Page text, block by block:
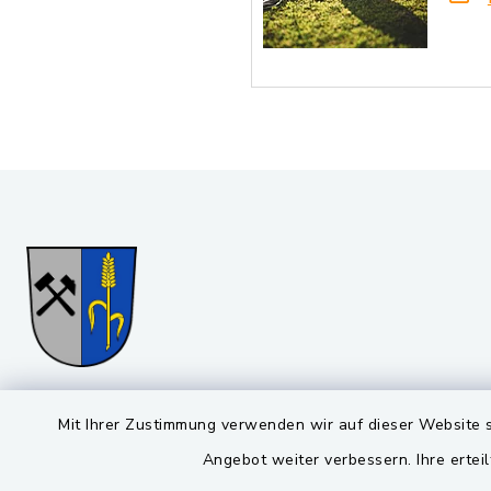
Mit Ihrer Zustimmung verwenden wir auf dieser
Angebot weiter verbessern. Ihre
Gemeinde Stulln